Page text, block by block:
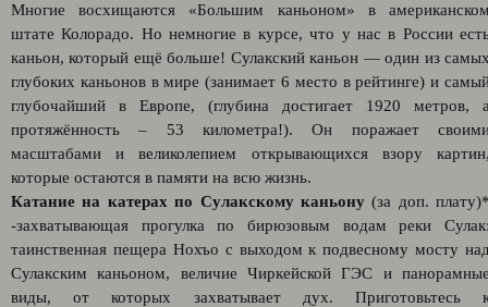
Многие восхищаются «Большим каньоном» в
штате Колорадо. Но немногие в курсе, что у нас в России
каньон, который ещё больше! Сулакский каньон — один из
глубоких каньонов в мире (занимает 6 место в рейтинге) и
глубочайший в Европе, (глубина достигает 1920 метров,
протяжённость – 53 километра!). Он поражает
масштабами и великолепием открывающихся взору
которые остаются в памяти на всю жизнь.
Катание на катерах по Сулакскому каньону(за доп.
-захватывающая прогулка по бирюзовым водам реки
таинственная пещера Нохъо с выходом к подвесному мосту
Сулакским каньоном, величие Чиркейской ГЭС и
виды, от которых захватывает дух. Приготовьтесь